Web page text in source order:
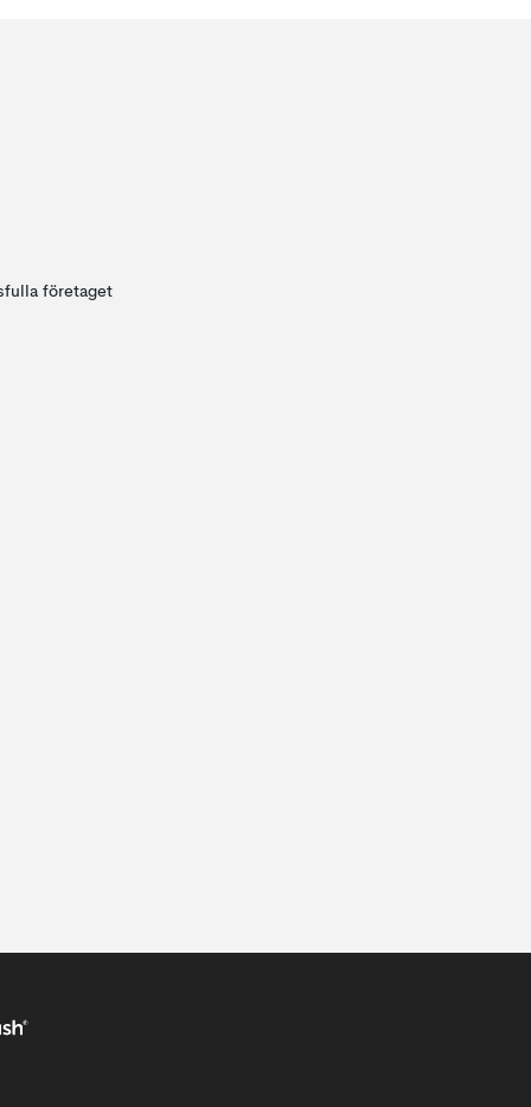
företaget